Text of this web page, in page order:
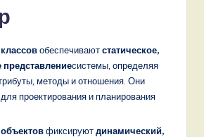
обеспечиваютстатическое,
представлениесистемы, определяя
методы и отношения. Они
проектирования и планирования
фиксируютдинамический,